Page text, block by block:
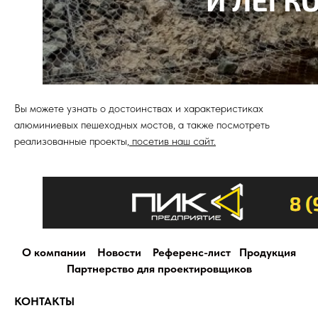
Вы можете узнать о достоинствах и характеристиках
алюминиевых пешеходных мостов, а также посмотреть
реализованные проекты, посетив наш сайт.
О компании Новости Референс-лист
Продукция
Партнерство для проектировщиков
КОНТАКТЫ